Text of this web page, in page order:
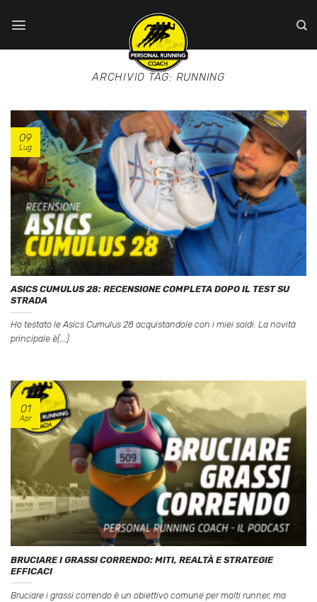
ARCHIVIO TAG: RUNNING
ASICS CUMULUS 28: RECENSIONE COMPLETA DOPO IL TEST SU
STRADA
Ho testato le Asics Cumulus 28 acquistandole con i miei soldi. La novità
principale è(...)
09
Lug
BRUCIARE I GRASSI CORRENDO: MITI, REALTÀ E STRATEGIE
EFFICACI
Bruciare i grassi correndo è un obiettivo comune per molti runner, ma
01
Apr